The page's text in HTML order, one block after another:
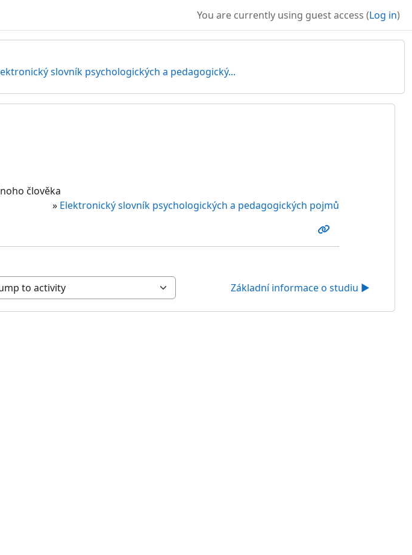
You are currently using guest access (Log in)
slovník psychologických a pedagogický...
člověka
» Elektronický slovník psychologických a pedagogických pojmů
to activity Základní informace o studiu ▶︎